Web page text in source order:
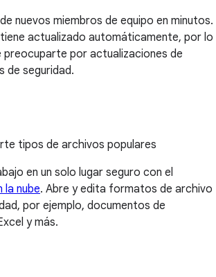
nuevos miembros de equipo en minutos.
actualizado automáticamente, por lo
preocuparte por actualizaciones de
de seguridad.
tipos de archivos populares
en un solo lugar seguro con el
la nube. Abre y edita formatos de archivo
por ejemplo, documentos de
y más.